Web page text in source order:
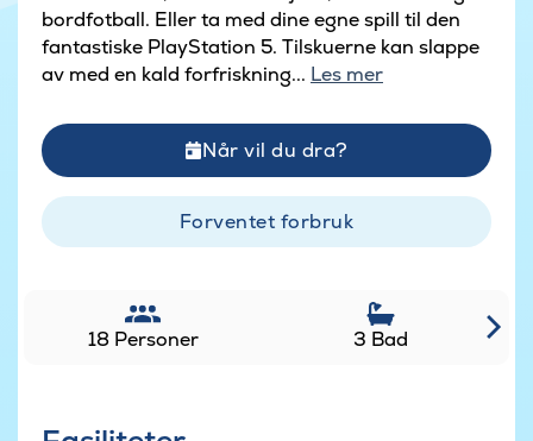
bordfotball. Eller ta med dine egne spill til den
fantastiske PlayStation 5. Tilskuerne kan slappe
av med en kald forfriskning... Les mer
Når vil du dra?
Forventet forbruk
18 Personer 3 Bad